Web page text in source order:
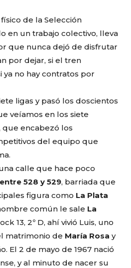
de la Selección
en un trabajo colectivo, lleva
que nunca dejó de disfrutar
por dejar, si el tren
ya no hay contratos por
ligas y pasó los doscientos
veíamos en los siete
encabezó los
del equipo que
calle que hace poco
528 y 529, barriada que
figura como La Plata
común le sale La
13, 2º D, ahí vivió Luis, uno
matrimonio de María Rosa y
El 2 de mayo de 1967 nació
y al minuto de nacer su